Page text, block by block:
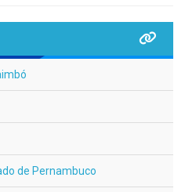
de Pernambuco